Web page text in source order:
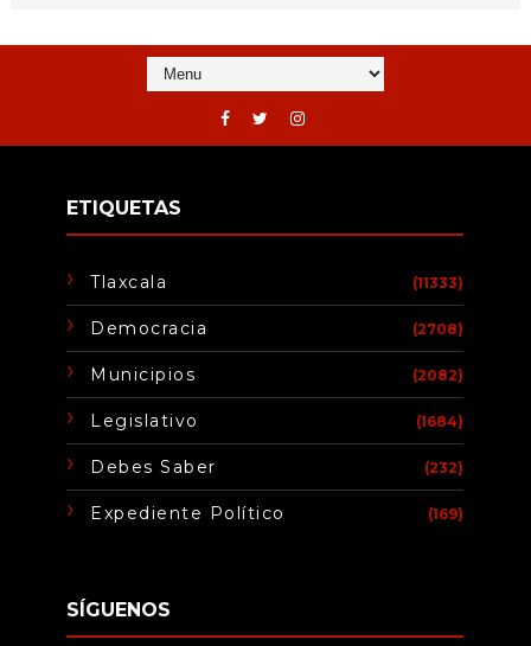
ETIQUETAS
Tlaxcala (11333)
Democracia (2708)
Municipios (2082)
Legislativo (1684)
Debes Saber (232)
Expediente Político (169)
SÍGUENOS